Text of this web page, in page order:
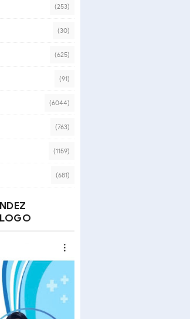
(253)
(30)
(625)
(91)
(6044)
(763)
(1159)
(681)